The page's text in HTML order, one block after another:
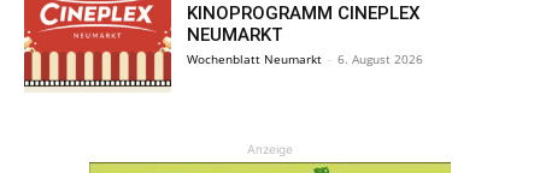
KINOPROGRAMM CINEPLEX
NEUMARKT
Wochenblatt Neumarkt - 6. August 2026
Anzeige